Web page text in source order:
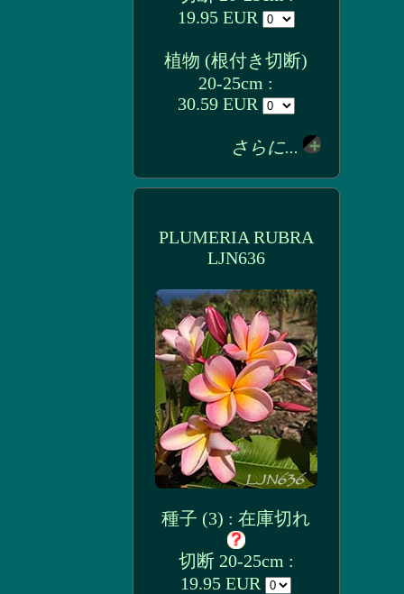
19.95 EUR
植物 (根付き切断)
20-25cm :
30.59 EUR
さらに...
PLUMERIA RUBRA
LJN636
種子 (3) : 在庫切れ
切断 20-25cm :
19.95 EUR